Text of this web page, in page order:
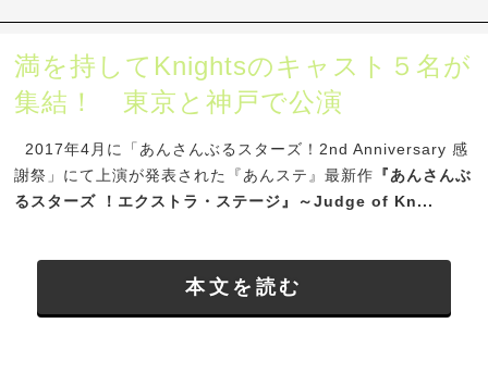
満を持してKnightsのキャスト５名が
集結！ 東京と神戸で公演
2017年4月に「あんさんぶるスターズ！2nd Anniversary 感
謝祭」にて上演が発表された『あんステ』最新作 『あんさんぶ
るスターズ ！エクストラ・ステージ』～Judge of Kn...
本文を読む